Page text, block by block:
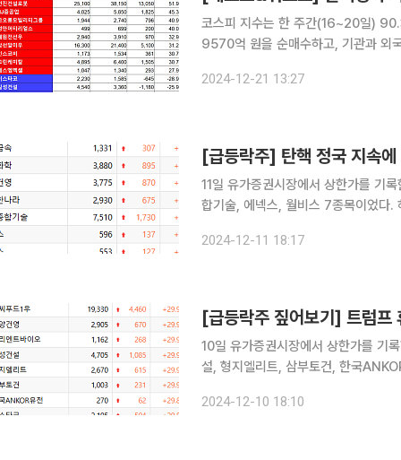
코스피 지수는 한 주간(16~20일)
9570억 원을 순매수하고, 기관과 외
우(192.26%)가 가장 높은 상승률을
2024-12-21 13:27
[급등락주] 탄핵 정국 지속
11일 유가증권시장에서 상한가를 기
합기술, 에넥스, 월비스 7종목이었다. 하한가를 기
석열 대통령의 퇴진을 요구하는 목소
2024-12-11 18:17
[급등락주 짚어보기] 트럼프
10일 유가증권시장에서 상한가를 기
설, 형지엘리트, 삼부토건, 한국
이나 재건과 관련한 테마주로 분류된
2024-12-10 18:10